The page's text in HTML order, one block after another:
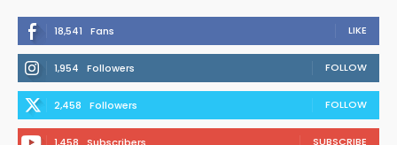
18,541 Fans LIKE
1,954 Followers FOLLOW
2,458 Followers FOLLOW
SUBSCRIBE